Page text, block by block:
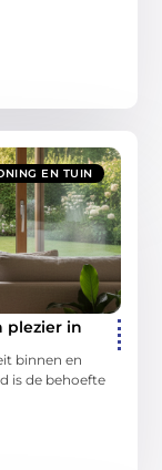
EN TUIN
plezier in
binnen en
is de behoefte